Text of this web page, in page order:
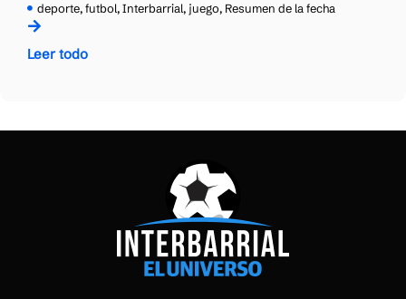
deporte,futbol,Interbarrial, juego, Resumen de la fecha
Leer todo